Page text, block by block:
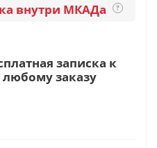
внутри МКАДа ?
записка к
любому заказу